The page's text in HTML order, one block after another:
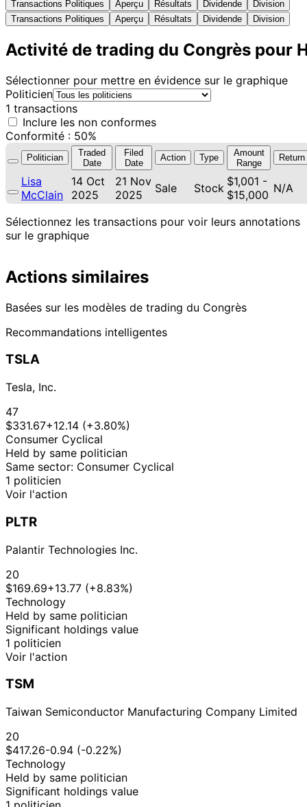
Transactions Politiques Aperçu Résultats Dividende
Division
Transactions Politiques
Aperçu Résultats Dividende Division
Activité de trading du Congrès pour
Sélectionner pour mettre en évidence sur le graphique
Politicien
1 transactions
Inclure les non conformes
Conformité : 50%
Politician
Traded
Date
Filed
Date
Action Type
Amount
Range
Return
Lisa
McClain
14 Oct
2025
21 Nov
2025
Sale Stock $1,001 -
$15,000 N/A
Sélectionnez les transactions pour voir leurs annotations
sur le graphique
Actions similaires
Basées sur les modèles de trading du Congrès
Recommandations intelligentes
TSLA
Tesla, Inc.
47
$331.67+12.14 (+3.80%)
Consumer Cyclical
Held by same politician
Same sector: Consumer Cyclical
1 politicien
Voir l'action
PLTR
Palantir Technologies Inc.
20
$169.69+13.77 (+8.83%)
Technology
Held by same politician
Significant holdings value
1 politicien
Voir l'action
TSM
Taiwan Semiconductor Manufacturing Company Limited
20
$417.26-0.94 (-0.22%)
Technology
Held by same politician
Significant holdings value